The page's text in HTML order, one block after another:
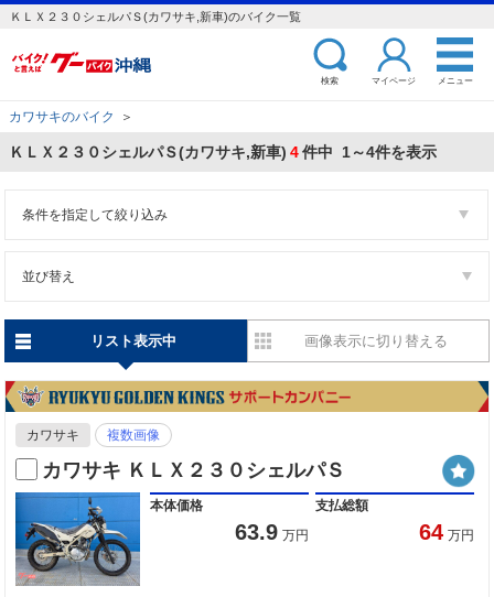
ＫＬＸ２３０シェルパＳ(カワサキ,新車)のバイク一覧
検索 マイページ メニュー
カワサキのバイク ＞
ＫＬＸ２３０シェルパＳ(カワサキ,新車) 4件中 1～4件を表示
条件を指定して絞り込み
並び替え
リスト表示中 画像表示に切り替える
カワサキ 複数画像
カワサキ ＫＬＸ２３０シェルパＳ
本体価格
63.9 万円
支払総額
64 万円